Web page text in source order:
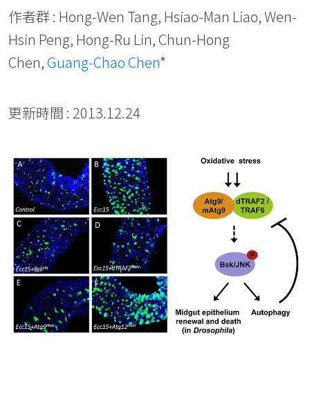
作者群 : Hong-Wen Tang, Hsiao-Man Liao, Wen-
Hsin Peng, Hong-Ru Lin, Chun-Hong
Chen,Guang-Chao Chen*
更新時間 : 2013.12.24